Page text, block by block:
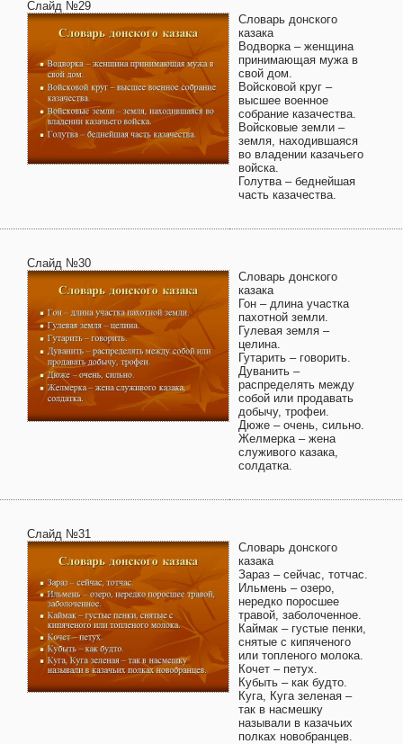
Слайд №29
Словарь донского
казака
Водворка – женщина
принимающая мужа в
свой дом.
Войсковой круг –
высшее военное
собрание казачества.
Войсковые земли –
земля, находившаяся
во владении казачьего
войска.
Голутва – беднейшая
часть казачества.
Слайд №30
Словарь донского
казака
Гон – длина участка
пахотной земли.
Гулевая земля –
целина.
Гутарить – говорить.
Дуванить –
распределять между
собой или продавать
добычу, трофеи.
Дюже – очень, сильно.
Желмерка – жена
служивого казака,
солдатка.
Слайд №31
Словарь донского
казака
Зараз – сейчас, тотчас.
Ильмень – озеро,
нередко поросшее
травой, заболоченное.
Каймак – густые пенки,
снятые с кипяченого
или топленого молока.
Кочет – петух.
Кубыть – как будто.
Куга, Куга зеленая –
так в насмешку
называли в казачьих
полках новобранцев.